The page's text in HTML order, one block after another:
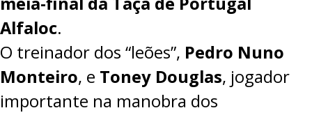
Alfaloc.
O treinador dos “leões”, Pedro Nuno
Monteiro, e Toney Douglas, jogador
importante na manobra dos